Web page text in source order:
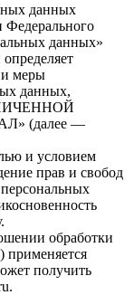
данных
Федерального
данных»
и меры
данных,
(далее —
и условием
прав и свобод
обработки
получить
.